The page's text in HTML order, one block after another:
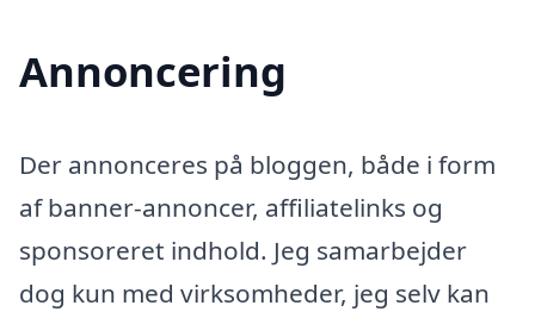
Annoncering
Der annonceres på bloggen, både i form
af banner-annoncer, affiliatelinks og
sponsoreret indhold. Jeg samarbejder
dog kun med virksomheder, jeg selv kan